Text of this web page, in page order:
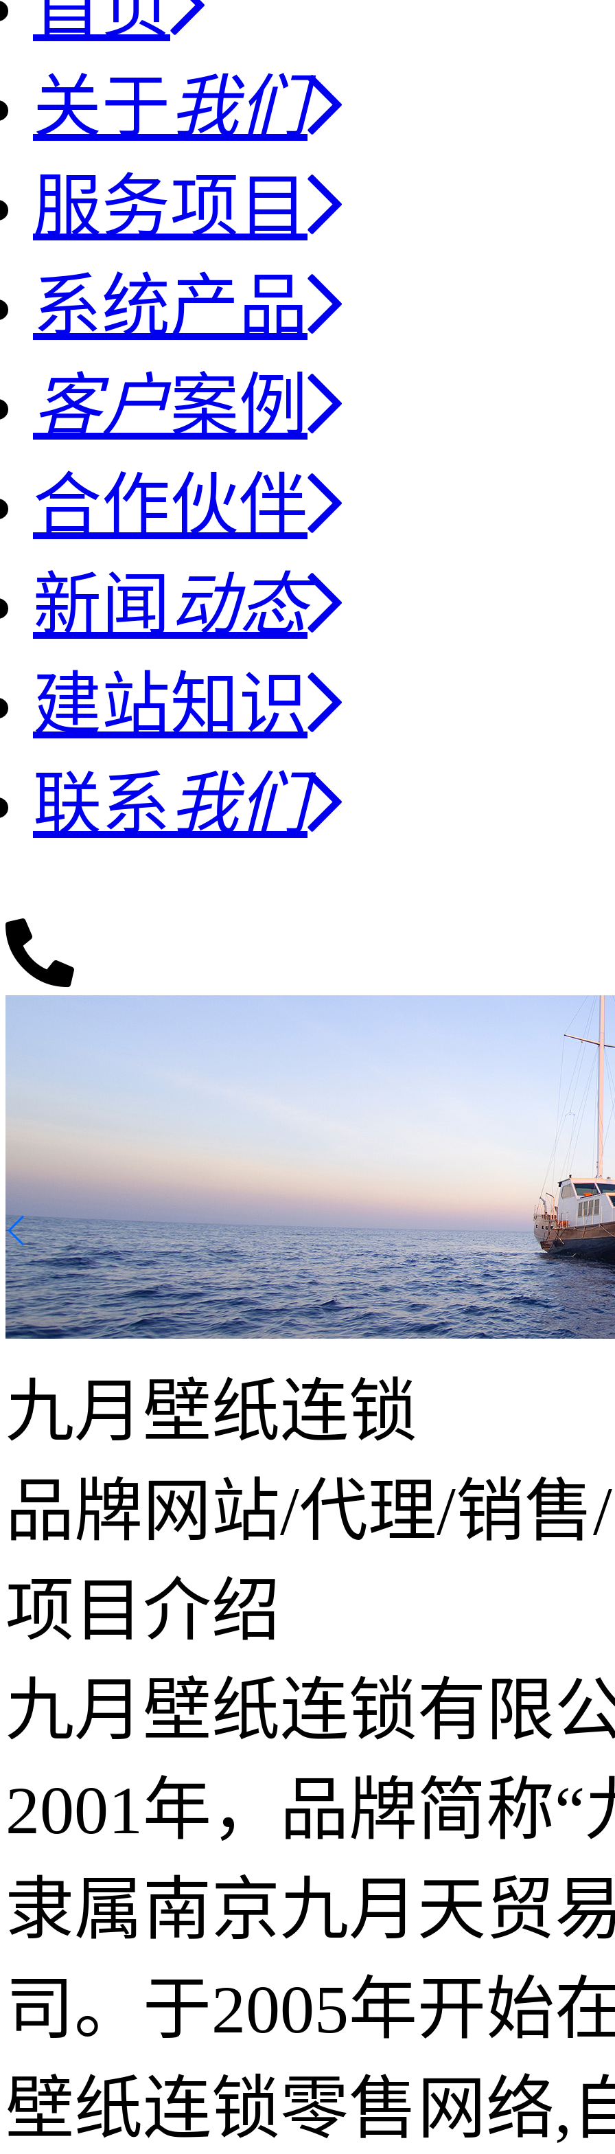
关于我们
服务项目
系统产品
客户案例
合作伙伴
新闻 动态
建站知识
联系我们
九月壁纸连锁
品牌网站/代理/销售
项目介绍
九月壁纸连锁有限
2001年，品牌简称“
隶属南京九月天贸
司。于2005年开始
壁纸连锁零售网络,